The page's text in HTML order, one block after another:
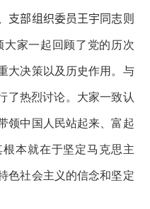
支部组织委员王宇同志则
大家一起回顾了党的历次
大决策以及历史作用。与
了热烈讨论。大家一致认
领中国人民站起来、富起
本就在于坚定马克思主
色社会主义的信念和坚定